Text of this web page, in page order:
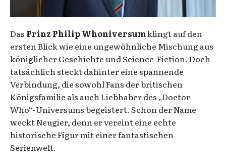
Das Prinz Philip Whoniversumklingt auf den
ersten Blick wie eine ungewöhnliche Mischung aus
königlicher Geschichte und Science-Fiction. Doch
tatsächlich steckt dahinter eine spannende
Verbindung, die sowohl Fans der britischen
Königsfamilie als auch Liebhaber des „Doctor
Who“-Universums begeistert. Schon der Name
weckt Neugier, denn er vereint eine echte
historische Figur mit einer fantastischen
Serienwelt.